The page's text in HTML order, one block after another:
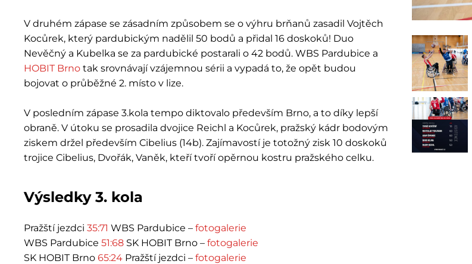
V druhém zápase se zásadním způsobem se o výhru brňanů zasadil Vojtěch
Kocůrek, který pardubickým nadělil 50 bodů a přidal 16 doskoků! Duo
Nevěčný a Kubelka se za pardubické postarali o 42 bodů. WBS Pardubice a
HOBIT Brno tak srovnávají vzájemnou sérii a vypadá to, že opět budou
bojovat o průběžné 2. místo v lize.
V posledním zápase 3.kola tempo diktovalo především Brno, a to díky lepší
obraně. V útoku se prosadila dvojice Reichl a Kocůrek, pražský kádr bodovým
ziskem držel především Cibelius (14b). Zajímavostí je totožný zisk 10 doskoků
trojice Cibelius, Dvořák, Vaněk, kteří tvoří opěrnou kostru pražského celku.
Výsledky 3. kola
Pražští jezdci 35:71 WBS Pardubice – fotogalerie
WBS Pardubice 51:68 SK HOBIT Brno – fotogalerie
SK HOBIT Brno 65:24 Pražští jezdci – fotogalerie